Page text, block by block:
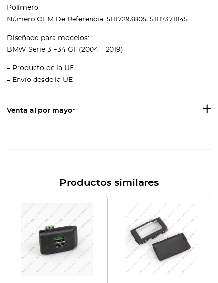
Polímero
Número OEM De Referencia: 51117293805, 51117371845
Diseñado para modelos:
BMW Serie 3 F34 GT (2004 – 2019)
– Producto de la UE
– Envío desde la UE
Venta al por mayor
Productos similares